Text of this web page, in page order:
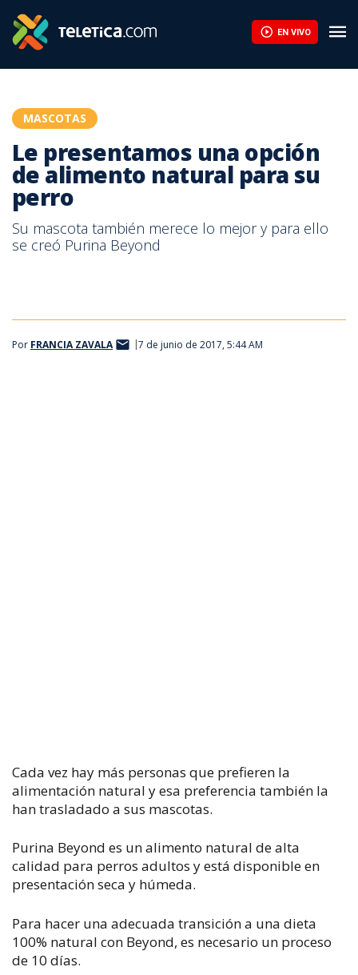
EN VIVO
MASCOTAS
Le presentamos una opción
de alimento natural para su
perro
Su mascota también merece lo mejor y para ello
se creó Purina Beyond
Por FRANCIA ZAVALA 7 de junio de 2017, 5:44 AM
Cada vez hay más personas que prefieren la
alimentación natural y esa preferencia también la
han trasladado a sus mascotas.
Purina Beyond es un alimento natural de alta
calidad para perros adultos y está disponible en
presentación seca y húmeda.
Para hacer una adecuada transición a una dieta
100% natural con Beyond, es necesario un proceso
de 10 días.